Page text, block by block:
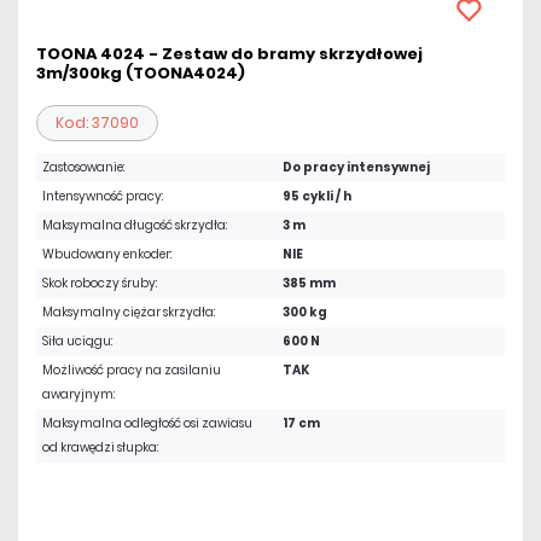
TOONA 4024 - Zestaw do bramy skrzydłowej
3m/300kg (TOONA4024)
Kod: 37090
Zastosowanie:
Do pracy intensywnej
Intensywność pracy:
95 cykli / h
Maksymalna długość skrzydła:
3 m
Wbudowany enkoder:
NIE
Skok roboczy śruby:
385 mm
Maksymalny ciężar skrzydła:
300 kg
Siła uciągu:
600 N
Możliwość pracy na zasilaniu
awaryjnym:
TAK
Maksymalna odległość osi zawiasu
od krawędzi słupka:
17 cm